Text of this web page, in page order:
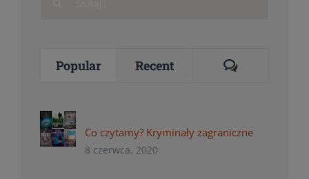
Popular Recent Comments
Co czytamy? Kryminały zagraniczne
8 czerwca, 2020